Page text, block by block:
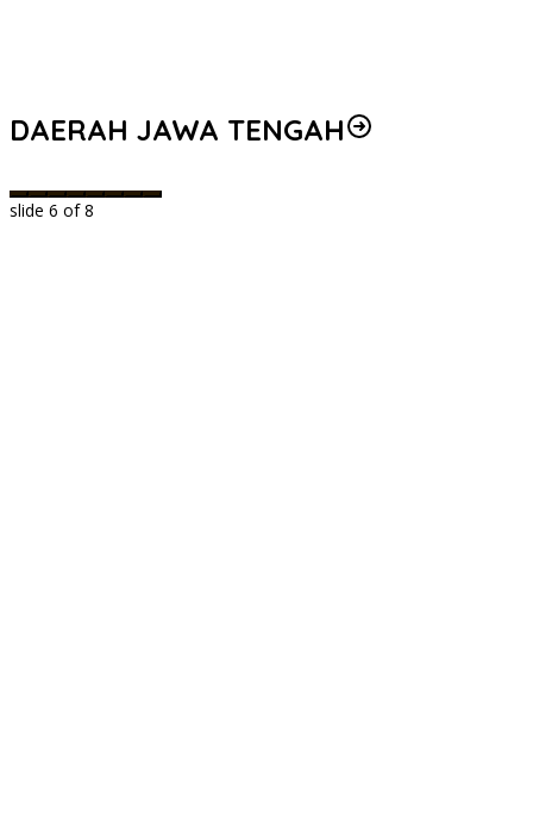
DAERAH JAWA TENGAH
slide 6 of 8